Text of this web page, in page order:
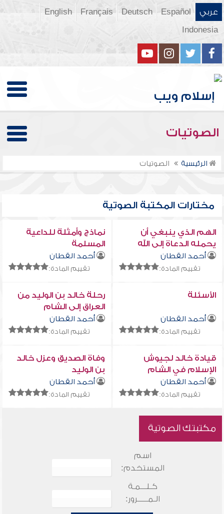
عربي Español
Deutsch
Français
English
Indonesia
الصوتيات
الرئيسية الصوتيات
مختارات المكتبة الصوتية
الهم الذي ينبغي أن
يحمله الدعاة إلى الله
أحمد القطان
تقييم المادة:
نماذج وأمثلة للداعية
المسلمة
أحمد القطان
تقييم المادة:
الأسئلة
أحمد القطان
تقييم المادة:
رحلة خالد بن الوليد من
العراق إلى الشام
أحمد القطان
تقييم المادة:
قيادة خالد لجيوش
الإسلام في الشام
أحمد القطان
تقييم المادة:
وفاة الصديق وعزل خالد
بن الوليد
أحمد القطان
تقييم المادة:
مكتبتك الصوتية
اسم
المستخدم:
كـلـــمـة
الـمـــــرور: